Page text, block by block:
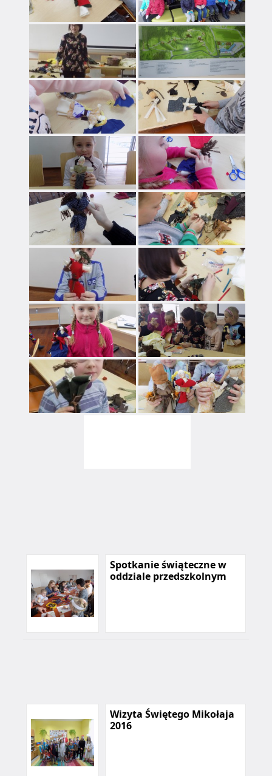
Spotkanie świąteczne w
oddziale przedszkolnym
Wizyta Świętego Mikołaja
2016